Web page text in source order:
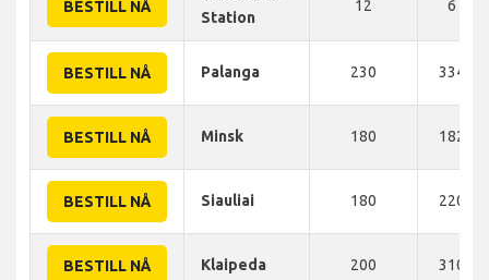
BESTILL NÅ
Station
12 6 KM
BESTILL NÅ Palanga 230 334 KM
BESTILL NÅ Minsk 180 182 KM
BESTILL NÅ Siauliai 180 220 KM
BESTILL NÅ Klaipeda 200 310 KM